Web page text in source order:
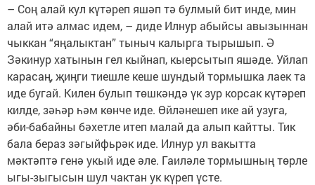
– Соң алай кул күтәреп яшәп тә булмый бит инде, мин
алай итә алмас идем, – диде Илнур абыйсы авызыннан
чыккан “яңалыктан” тыныч калырга тырышып. Ә
Зәкинур хатынын гел кыйнап, кыерсытып яшәде. Уйлап
карасаң, җиңги тиешле кеше шундый тормышка лаек та
иде бугай. Килен булып төшкәндә үк зур корсак күтәреп
килде, зәһәр һәм көнче иде. Өйләнешеп ике ай узуга,
әби-бабайны бәхетле итеп малай да алып кайтты. Тик
бала бераз зәгыйфьрәк иде. Илнур ул вакытта
мәктәптә генә укый иде әле. Гаиләле тормышның төрле
ыгы-зыгысын шул чактан ук күреп үсте.